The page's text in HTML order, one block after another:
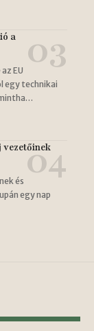
a
EU
egy technikai
vezetőinek
és
egy nap